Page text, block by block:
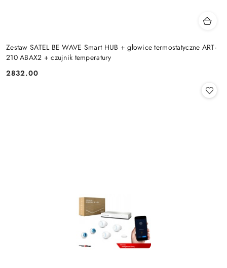
Zestaw SATEL BE WAVE Smart HUB + głowice termostatyczne ART-
210 ABAX2 + czujnik temperatury
Cena:
2832.00